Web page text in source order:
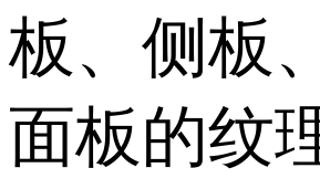
板、侧板
面板的纹